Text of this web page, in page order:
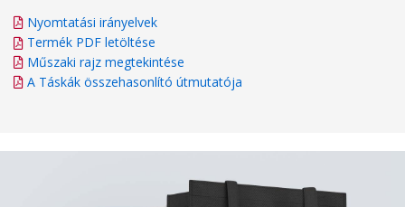
Nyomtatási irányelvek
Termék PDF letöltése
Műszaki rajz megtekintése
A Táskák összehasonlító útmutatója